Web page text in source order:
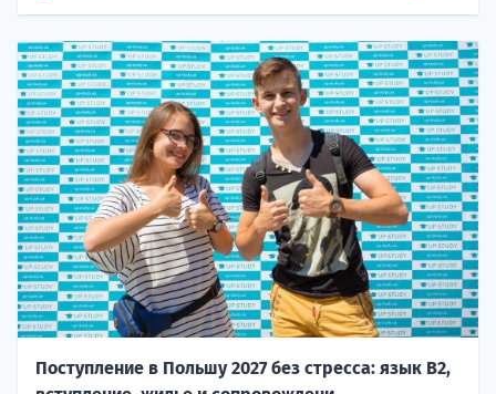
Поступление в Польшу 2027 без стресса: язык B2,